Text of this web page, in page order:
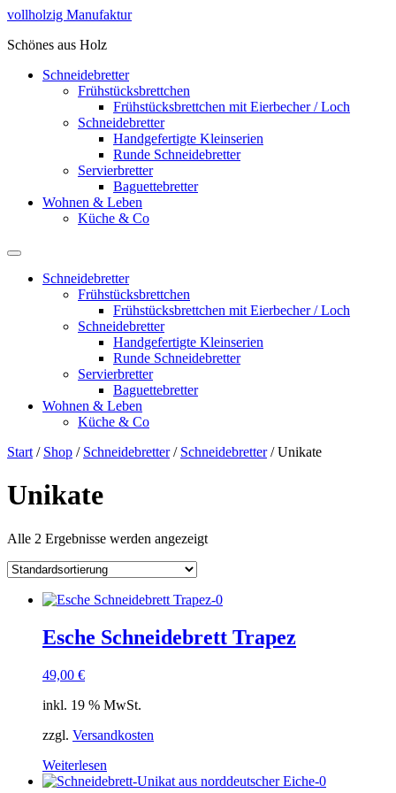
Zum
springen
vollholzig Manufaktur
Schönes aus Holz
Schneidebretter
Frühstücksbrettchen
Frühstücksbrettchen mit Eierbecher / Loch
Schneidebretter
Handgefertigte Kleinserien
Runde Schneidebretter
Servierbretter
Baguettebretter
Wohnen & Leben
Küche & Co
Schneidebretter
Frühstücksbrettchen
Frühstücksbrettchen mit Eierbecher / Loch
Schneidebretter
Handgefertigte Kleinserien
Runde Schneidebretter
Servierbretter
Baguettebretter
Wohnen & Leben
Küche & Co
Start / Shop / Schneidebretter/ Schneidebretter/ Unikate
Unikate
Alle 2 Ergebnisse werden angezeigt
Esche Schneidebrett Trapez
49,00 €
inkl. 19 % MwSt.
zzgl. Versandkosten
Weiterlesen